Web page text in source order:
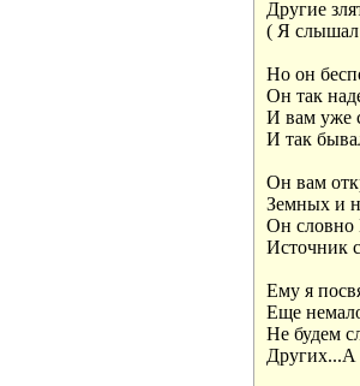
Другие
( Я слышал
Но он
Он так
И вам уже
И так
Он вам
Земных и
Он словно
Источник
Ему я
Еще
Не будем
Других...А